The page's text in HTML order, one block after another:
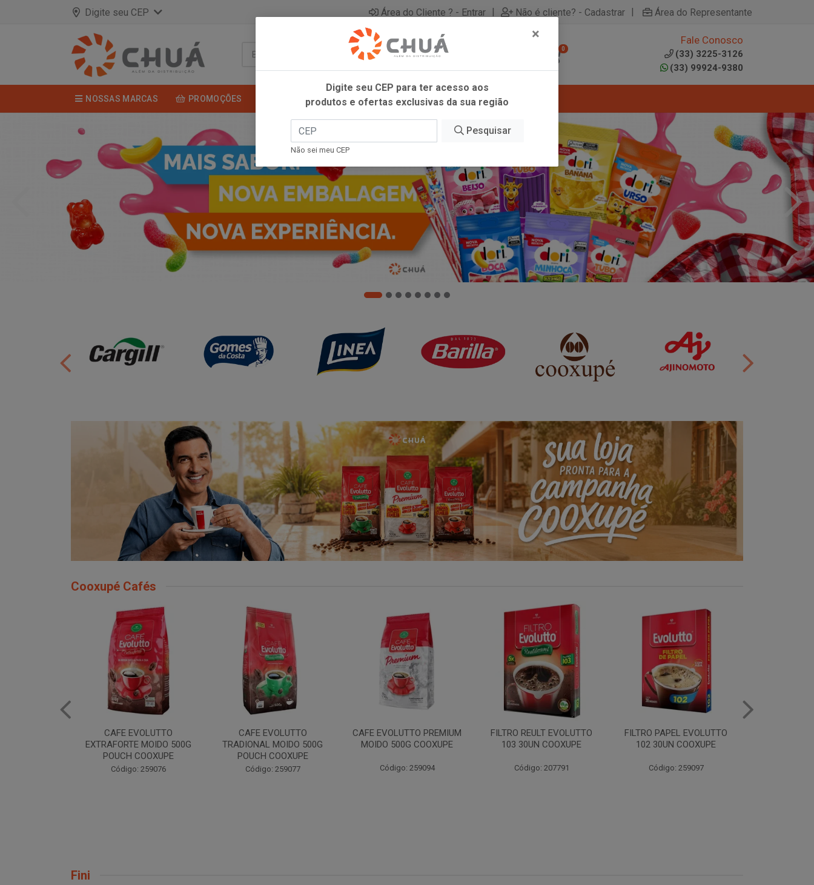
Digite seu CEP Área do Cliente ? - Entrar | Não é cliente? - Cadastrar | Área do Representante
0
Fale Conosco
(33) 3225-3126
(33) 99924-9380
NOSSAS MARCAS PROMOÇÕES
Cooxupé Cafés
CAFE EVOLUTTO
EXTRAFORTE MOIDO 500G
POUCH COOXUPE
Código: 259076
CAFE EVOLUTTO
TRADIONAL MOIDO 500G
POUCH COOXUPE
Código: 259077
CAFE EVOLUTTO PREMIUM
MOIDO 500G COOXUPE
Código: 259094
FILTRO REULT EVOLUTTO
103 30UN COOXUPE
Código: 207791
FILTRO PAPEL EVOLUTTO
102 30UN COOXUPE
Código: 259097
Fini
×
Digite seu CEP para ter acesso aos
produtos e ofertas exclusivas da sua região
Pesquisar
Não sei meu CEP